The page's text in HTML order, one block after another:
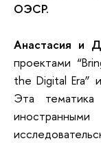
ОЭСР.
Анастасия и
проектами
the Digital Era”
Эта